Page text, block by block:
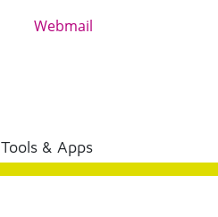
Webmail
Tools & Apps